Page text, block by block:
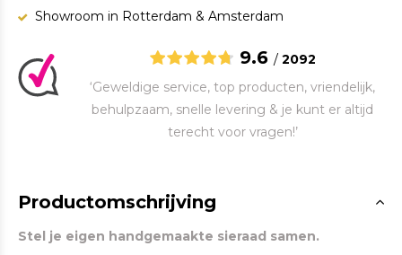
Showroom in Rotterdam & Amsterdam
9.6 / 2092
‘Geweldige service, top producten, vriendelijk,
behulpzaam, snelle levering & je kunt er altijd
terecht voor vragen!’
Productomschrijving
Stel je eigen handgemaakte sieraad samen.